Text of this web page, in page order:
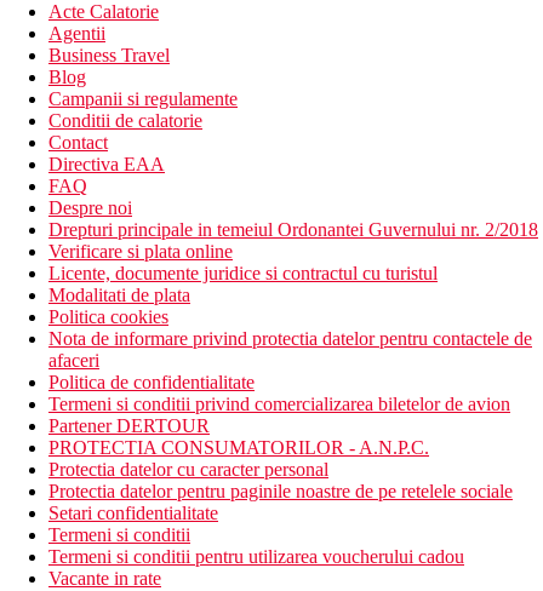
Acte Calatorie
Agentii
Business Travel
Blog
Campanii si regulamente
Conditii de calatorie
Contact
Directiva EAA
FAQ
Despre noi
Drepturi principale in temeiul Ordonantei Guvernului nr. 2/2018
Verificare si plata online
Licente, documente juridice si contractul cu turistul
Modalitati de plata
Politica cookies
Nota de informare privind protectia datelor pentru contactele de
afaceri
Politica de confidentialitate
Termeni si conditii privind comercializarea biletelor de avion
Partener DERTOUR
PROTECTIA CONSUMATORILOR - A.N.P.C.
Protectia datelor cu caracter personal
Protectia datelor pentru paginile noastre de pe retelele sociale
Setari confidentialitate
Termeni si conditii
Termeni si conditii pentru utilizarea voucherului cadou
Vacante in rate